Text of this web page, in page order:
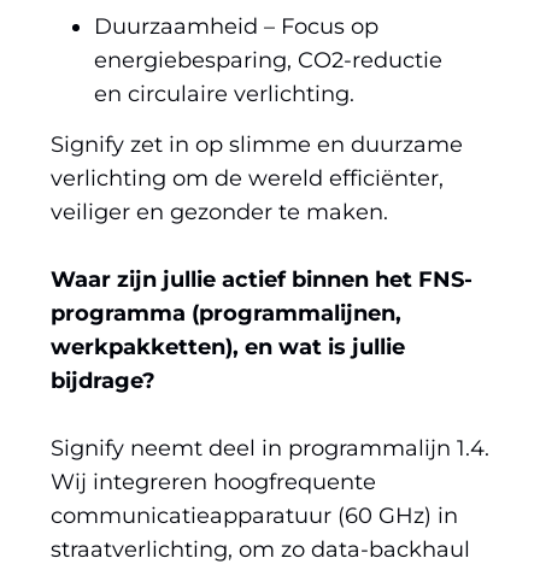
Duurzaamheid – Focus op
energiebesparing, CO2-reductie
en circulaire verlichting.
Signify zet in op slimme en duurzame
verlichting om de wereld efficiënter,
veiliger en gezonder te maken.
Waar zijn jullie actief binnen het FNS-
programma (programmalijnen,
werkpakketten), en wat is jullie
bijdrage?
Signify neemt deel in programmalijn 1.4.
Wij integreren hoogfrequente
communicatieapparatuur (60 GHz) in
straatverlichting, om zo data-backhaul